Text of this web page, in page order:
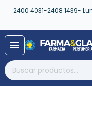
2400 4031-2408 1439-
menu